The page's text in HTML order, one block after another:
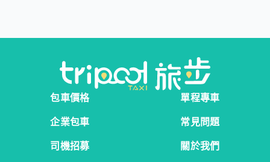
包車價格
單程專車
企業包車
常見問題
司機招募
關於我們